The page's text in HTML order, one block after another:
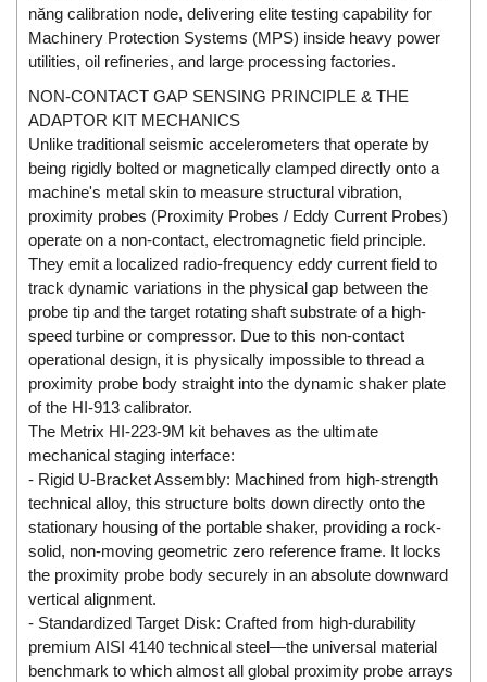
DUCATI
Duclean
Dukin Besko
Dunkermotoren
Durag
Dwyer
DYH
Dynisco
E+E ELEKTRONIK
E+H
E2S
Earthtech
Eaton
EBMPAPST
ECKERLE
Ecom-EX
ECONEX
Edward
EES
EGE Elektronik
năng calibration node, delivering elite testing capability for
Machinery Protection Systems (MPS) inside heavy power
utilities, oil refineries, and large processing factories.
NON-CONTACT GAP SENSING PRINCIPLE & THE
ADAPTOR KIT MECHANICS
Unlike traditional seismic accelerometers that operate by
being rigidly bolted or magnetically clamped directly onto a
machine's metal skin to measure structural vibration,
proximity probes (Proximity Probes / Eddy Current Probes)
operate on a non-contact, electromagnetic field principle.
They emit a localized radio-frequency eddy current field to
track dynamic variations in the physical gap between the
probe tip and the target rotating shaft substrate of a high-
speed turbine or compressor. Due to this non-contact
operational design, it is physically impossible to thread a
proximity probe body straight into the dynamic shaker plate
of the HI-913 calibrator.
The Metrix HI-223-9M kit behaves as the ultimate
mechanical staging interface:
- Rigid U-Bracket Assembly: Machined from high-strength
technical alloy, this structure bolts down directly onto the
stationary housing of the portable shaker, providing a rock-
solid, non-moving geometric zero reference frame. It locks
the proximity probe body securely in an absolute downward
vertical alignment.
- Standardized Target Disk: Crafted from high-durability
premium AISI 4140 technical steel—the universal material
benchmark to which almost all global proximity probe arrays